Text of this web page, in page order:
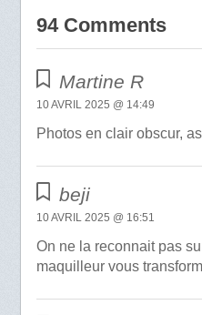
94 Comments
Martine R
10 AVRIL 2025 @ 14:49
Photos en clair obscur,
beji
10 AVRIL 2025 @ 16:51
On ne la reconnait pas
maquilleur vous